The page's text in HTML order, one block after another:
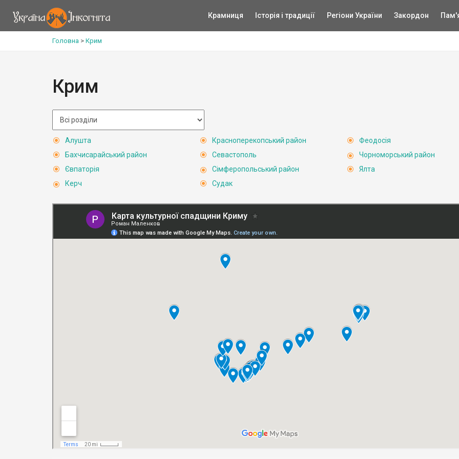
Крамниця Історія і традиції Регіони України Закордон
Головна > Крим
Крим
Алушта
Бахчисарайський район
Євпаторія
Керч
Красноперекопський район
Севастополь
Сімферопольський район
Судак
Феодосія
Чорноморський район
Ялта